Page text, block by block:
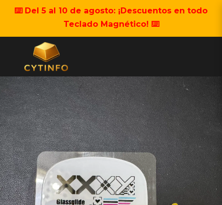
⌨️ Del 5 al 10 de agosto: ¡Descuentos en todo
Teclado Magnético! ⌨️